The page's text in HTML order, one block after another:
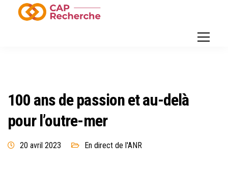
100 ans de passion et au-delà
pour l’outre-mer
20 avril 2023 En direct de l'ANR